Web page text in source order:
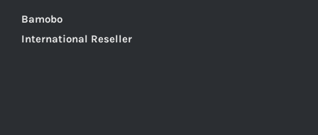
Bamobo
International Reseller